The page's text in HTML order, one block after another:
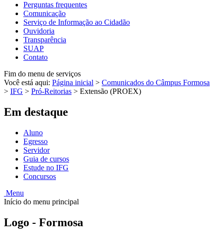
Perguntas frequentes
Comunicação
Serviço de Informação ao Cidadão
Ouvidoria
Transparência
SUAP
Contato
Fim do menu de serviços
Você está aqui: Página inicial > Comunicados do Câmpus Formosa
> IFG > Pró-Reitorias > Extensão (PROEX)
Em destaque
Aluno
Egresso
Servidor
Guia de cursos
Estude no IFG
Concursos
Menu
Início do menu principal
Logo - Formosa